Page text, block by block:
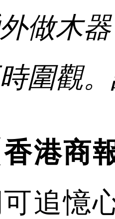
做木
圍觀
香港商
追憶